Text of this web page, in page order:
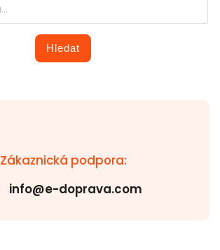
Zákaznická podpora:
info@e-doprava.com
Hledat